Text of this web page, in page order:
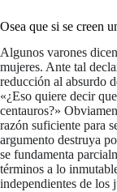
Osea que si se creen
Algunos varones
mujeres. Ante tal
reducción al absurdo
«¿Eso quiere decir
centauros?»
razón suficiente para
argumento destruya
se fundamenta
términos a lo
independientes de los